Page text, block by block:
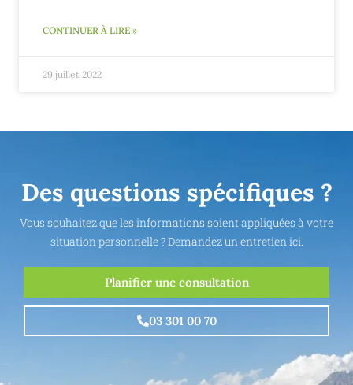
CONTINUER À LIRE »
29 juillet 2022
Des questions spécifiques ?
Vous souhaitez que les informations soient appliquées à votre
situation personnelle ? Demandez un entretien ici.
Planifier une consultation
03 301 00 70